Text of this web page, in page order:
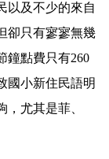
以及不少的來自
卻只有寥寥無幾
鐘點費只有260
國小新住民語明
尤其是菲、